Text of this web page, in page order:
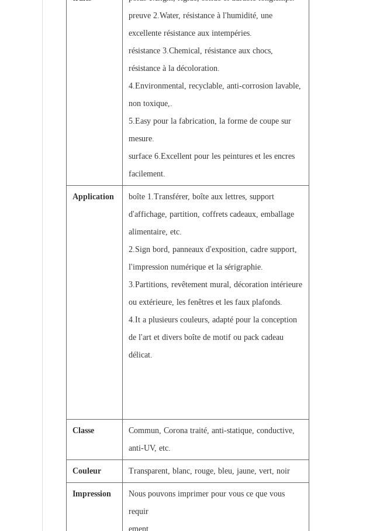
preuve 2.Water, résistance à l'humidité, une
excellente résistance aux intempéries.
résistance 3.Chemical, résistance aux chocs,
résistance à la décoloration.
4.Environmental, recyclable, anti-corrosion lavable,
non toxique,.
5.Easy pour la fabrication, la forme de coupe sur
mesure.
surface 6.Excellent pour les peintures et les encres
facilement.
Application
boîte 1.Transférer, boîte aux lettres, support
d'affichage, partition, coffrets cadeaux, emballage
alimentaire, etc.
2.Sign bord, panneaux d'exposition, cadre support,
l'impression numérique et la sérigraphie.
3.Partitions, revêtement mural, décoration intérieure
ou extérieure, les fenêtres et les faux plafonds.
4.It a plusieurs couleurs, adapté pour la conception
de l'art et divers boîte de motif ou pack cadeau
délicat.
Classe
Commun, Corona traité, anti-statique, conductive,
anti-UV, etc.
Couleur Transparent, blanc, rouge, bleu, jaune, vert, noir
Impression
Nous pouvons imprimer pour vous ce que vous
requir
ement